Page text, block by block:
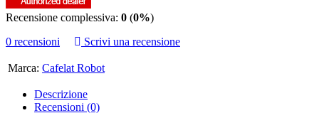
Recensione complessiva: 0 (0%)
0 recensioni
Scrivi una recensione
Marca: Cafelat Robot
Descrizione
Recensioni (0)